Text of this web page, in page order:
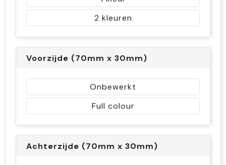
2
Voorzijde (70mm x 30mm)
Onbewerkt
Full colour
Achterzijde (70mm x 30mm)